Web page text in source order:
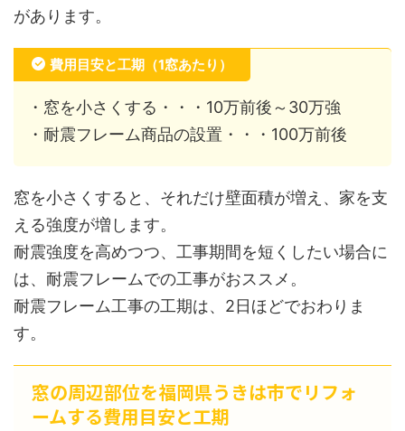
があります。
費用目安と工期（1窓あたり）
・窓を小さくする・・・10万前後～30万強
・耐震フレーム商品の設置・・・100万前後
窓を小さくすると、それだけ壁面積が増え、家を支
える強度が増します。
耐震強度を高めつつ、工事期間を短くしたい場合に
は、耐震フレームでの工事がおススメ。
耐震フレーム工事の工期は、2日ほどでおわりま
す。
窓の周辺部位を福岡県うきは市でリフォ
ームする費用目安と工期